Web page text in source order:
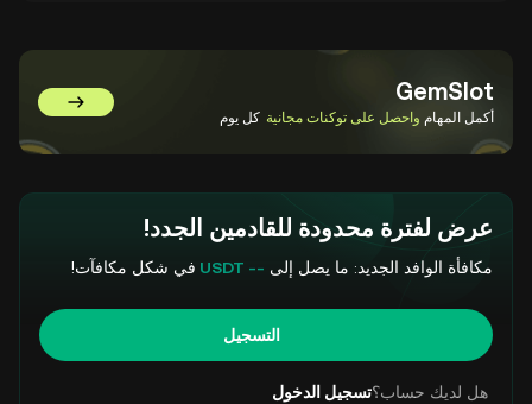
GemSlot
أكمل المهام واحصل على توكنات مجانية كل يوم انتقل إلى GemSlot
عرض لفترة محدودة للقادمين الجدد!
مكافأة الوافد الجديد: ما يصل إلى -- USDT في شكل مكافآت!
التسجيل
هل لديك حساب؟تسجيل الدخول